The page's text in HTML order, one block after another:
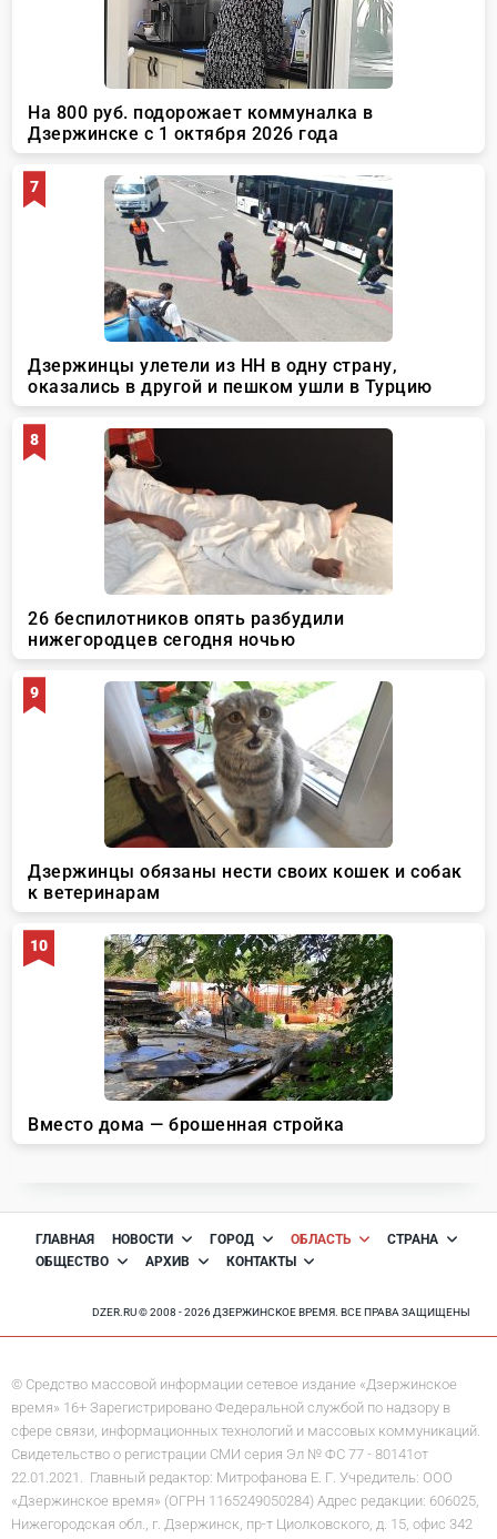
ГЛАВНАЯ НОВОСТИ ГОРОД ОБЛАСТЬ
СТРАНА
ОБЩЕСТВО
АРХИВ КОНТАКТЫ
DZER.RU © 2008 - 2026 ДЗЕРЖИНСКОЕ ВРЕМЯ. ВСЕ ПРАВА ЗАЩИЩЕНЫ
© Средство массовой информации сетевое издание «Дзержинское
время» 16+ Зарегистрировано Федеральной службой по надзору в
сфере связи, информационных технологий и массовых коммуникаций.
Свидетельство о регистрации СМИ серия Эл № ФС 77 - 80141от
22.01.2021. Главный редактор: Митрофанова Е. Г. Учредитель: ООО
«Дзержинское время» (ОГРН 1165249050284) Адрес редакции: 606025,
Нижегородская обл., г. Дзержинск, пр-т Циолковского, д. 15, офис 342